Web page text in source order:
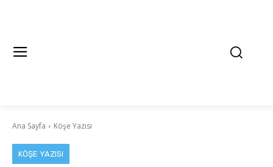
Ana Sayfa Köşe Yazısı
KÖŞE YAZISI